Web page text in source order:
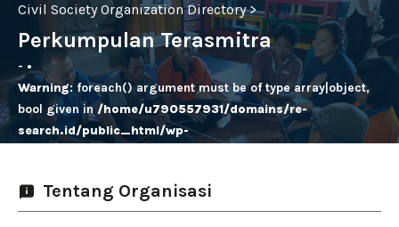
Civil Society Organization Directory >
Perkumpulan Terasmitra
- •
Warning: foreach() argument must be of type array|object,
bool given in /home/u790557931/domains/re-
search.id/public_html/wp-
block.class.php(133) : eval()'d code
Tentang Organisasi